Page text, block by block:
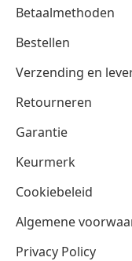
Betaalmethoden
Bestellen
Verzending en
Retourneren
Garantie
Keurmerk
Cookiebeleid
Algemene
Privacy Policy